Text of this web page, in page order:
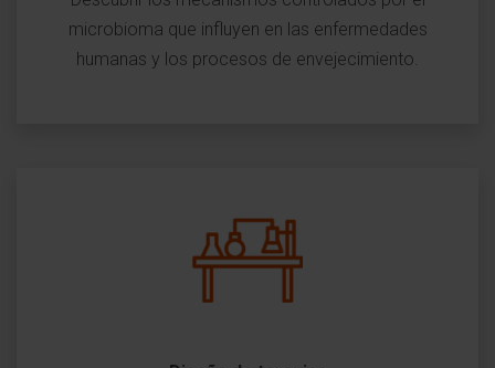
microbioma que influyen en las enfermedades
humanas y los procesos de envejecimiento.